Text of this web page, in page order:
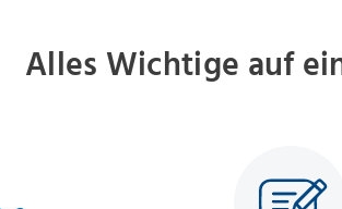
Alles Wichtige auf